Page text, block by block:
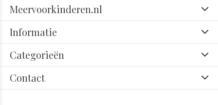
Meervoorkinderen.nl
Informatie
Categorieën
Contact